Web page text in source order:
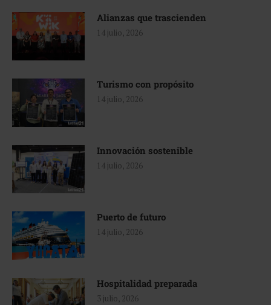
Alianzas que trascienden
14 julio, 2026
Turismo con propósito
14 julio, 2026
Innovación sostenible
14 julio, 2026
Puerto de futuro
14 julio, 2026
Hospitalidad preparada
3 julio, 2026